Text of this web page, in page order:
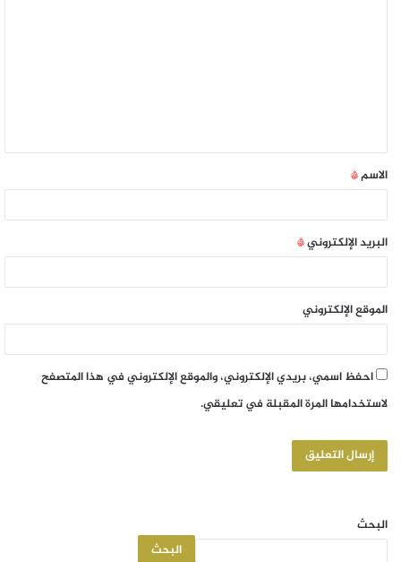
الاسم*
البريد الإلكتروني*
الموقع الإلكتروني
احفظ اسمي، بريدي الإلكتروني، والموقع الإلكتروني في هذا المتصفح
لاستخدامها المرة المقبلة في تعليقي.
البحث
البحث